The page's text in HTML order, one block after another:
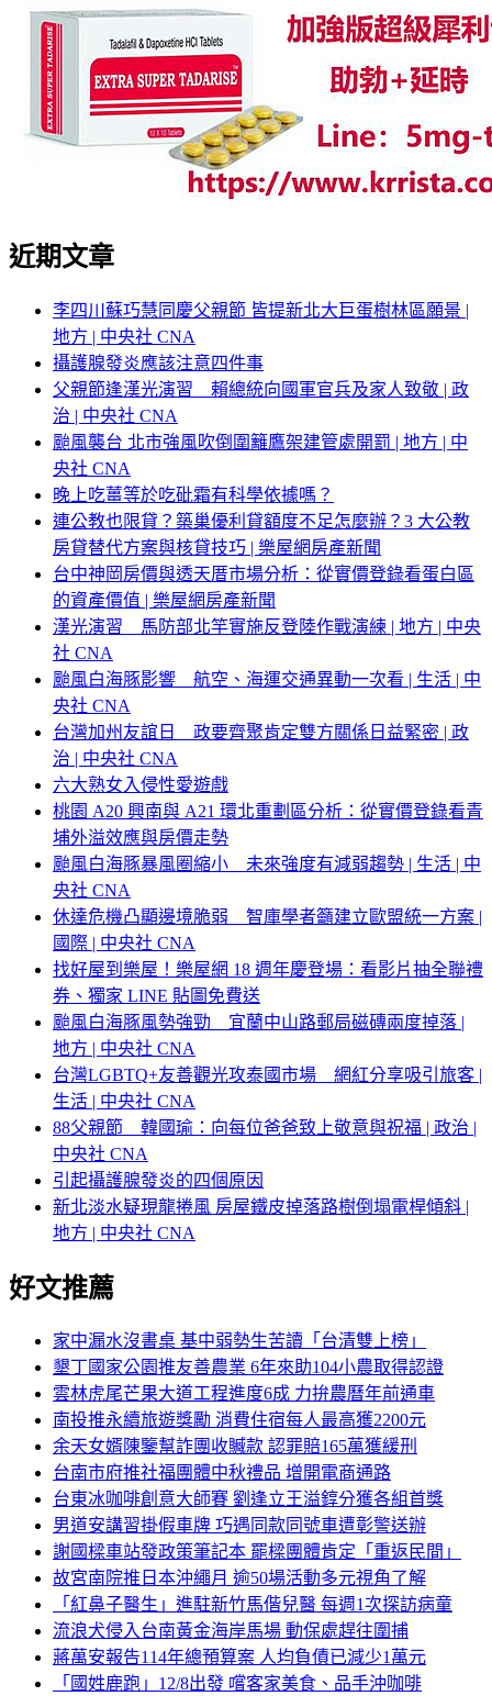
近期文章
李四川蘇巧慧同慶父親節 皆提新北大巨蛋樹林區願景 |
地方 | 中央社 CNA
攝護腺發炎應該注意四件事
父親節逢漢光演習 賴總統向國軍官兵及家人致敬 | 政
治 | 中央社 CNA
颱風襲台 北市強風吹倒圍籬鷹架建管處開罰 | 地方 | 中
央社 CNA
晚上吃薑等於吃砒霜有科學依據嗎？
連公教也限貸？築巢優利貸額度不足怎麼辦？3 大公教
房貸替代方案與核貸技巧 | 樂屋網房產新聞
台中神岡房價與透天厝市場分析：從實價登錄看蛋白區
的資產價值 | 樂屋網房產新聞
漢光演習 馬防部北竿實施反登陸作戰演練 | 地方 | 中央
社 CNA
颱風白海豚影響 航空、海運交通異動一次看 | 生活 | 中
央社 CNA
台灣加州友誼日 政要齊聚肯定雙方關係日益緊密 | 政
治 | 中央社 CNA
六大熟女入侵性愛遊戲
桃園 A20 興南與 A21 環北重劃區分析：從實價登錄看青
埔外溢效應與房價走勢
颱風白海豚暴風圈縮小 未來強度有減弱趨勢 | 生活 | 中
央社 CNA
休達危機凸顯邊境脆弱 智庫學者籲建立歐盟統一方案 |
國際 | 中央社 CNA
找好屋到樂屋！樂屋網 18 週年慶登場：看影片抽全聯禮
券、獨家 LINE 貼圖免費送
颱風白海豚風勢強勁 宜蘭中山路郵局磁磚兩度掉落 |
地方 | 中央社 CNA
台灣LGBTQ+友善觀光攻泰國市場 網紅分享吸引旅客 |
生活 | 中央社 CNA
88父親節 韓國瑜：向每位爸爸致上敬意與祝福 | 政治 |
中央社 CNA
引起攝護腺發炎的四個原因
新北淡水疑現龍捲風 房屋鐵皮掉落路樹倒塌電桿傾斜 |
地方 | 中央社 CNA
好文推薦
家中漏水沒書桌 基中弱勢生苦讀「台清雙上榜」
墾丁國家公園推友善農業 6年來助104小農取得認證
雲林虎尾芒果大道工程進度6成 力拚農曆年前通車
南投推永續旅遊獎勵 消費住宿每人最高獲2200元
余天女婿陳鑒幫詐團收贓款 認罪賠165萬獲緩刑
台南市府推社福團體中秋禮品 增開電商通路
台東冰咖啡創意大師賽 劉逢立王溢錞分獲各組首獎
男道安講習掛假車牌 巧遇同款同號車遭彰警送辦
謝國樑車站發政策筆記本 罷樑團體肯定「重返民間」
故宮南院推日本沖繩月 逾50場活動多元視角了解
「紅鼻子醫生」進駐新竹馬偕兒醫 每週1次探訪病童
流浪犬侵入台南黃金海岸馬場 動保處趕往圍捕
蔣萬安報告114年總預算案 人均負債已減少1萬元
「國姓鹿跑」12/8出發 嚐客家美食、品手沖咖啡